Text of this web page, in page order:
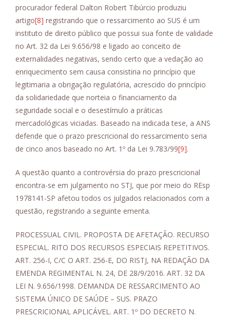
procurador federal Dalton Robert Tibúrcio produziu
artigo[8] registrando que o ressarcimento ao SUS é um
instituto de direito público que possui sua fonte de validade
no Art. 32 da Lei 9.656/98 e ligado ao conceito de
externalidades negativas, sendo certo que a vedação ao
enriquecimento sem causa consistiria no princípio que
legitimaria a obrigação regulatória, acrescido do princípio
da solidariedade que norteia o financiamento da
seguridade social e o desestímulo a práticas
mercadológicas viciadas. Baseado na indicada tese, a ANS
defende que o prazo prescricional do ressarcimento seria
de cinco anos baseado no Art. 1º da Lei 9.783/99[9].
A questão quanto a controvérsia do prazo prescricional
encontra-se em julgamento no STJ, que por meio do REsp
1978141-SP afetou todos os julgados relacionados com a
questão, registrando a seguinte ementa.
PROCESSUAL CIVIL. PROPOSTA DE AFETAÇÃO. RECURSO
ESPECIAL. RITO DOS RECURSOS ESPECIAIS REPETITIVOS.
ART. 256-I, C/C O ART. 256-E, DO RISTJ, NA REDAÇÃO DA
EMENDA REGIMENTAL N. 24, DE 28/9/2016. ART. 32 DA
LEI N. 9.656/1998. DEMANDA DE RESSARCIMENTO AO
SISTEMA ÚNICO DE SAÚDE – SUS. PRAZO
PRESCRICIONAL APLICÁVEL. ART. 1º DO DECRETO N.